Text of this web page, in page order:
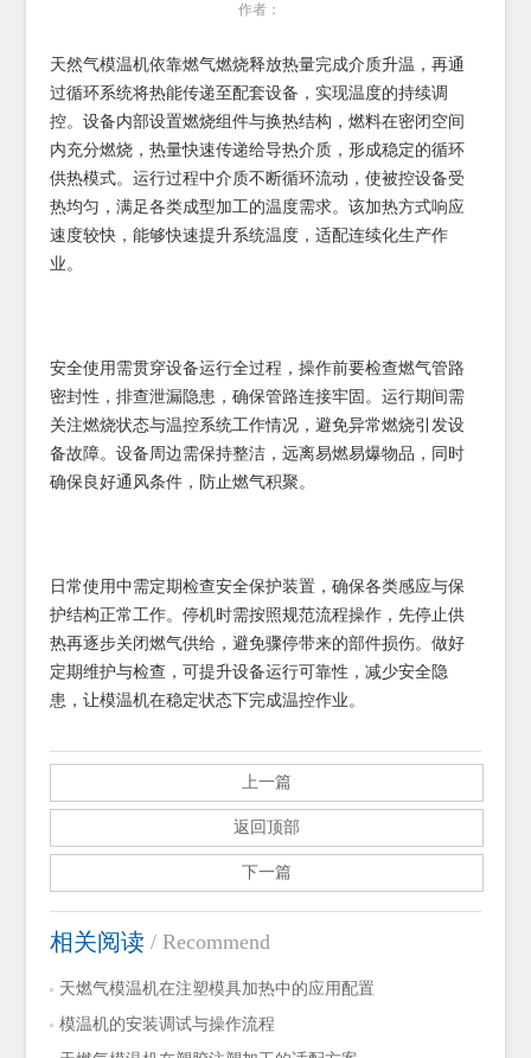
作者：
天然气模温机依靠燃气燃烧释放热量完成介质升温，再通
过循环系统将热能传递至配套设备，实现温度的持续调
控。设备内部设置燃烧组件与换热结构，燃料在密闭空间
内充分燃烧，热量快速传递给导热介质，形成稳定的循环
供热模式。运行过程中介质不断循环流动，使被控设备受
热均匀，满足各类成型加工的温度需求。该加热方式响应
速度较快，能够快速提升系统温度，适配连续化生产作
业。
安全使用需贯穿设备运行全过程，操作前要检查燃气管路
密封性，排查泄漏隐患，确保管路连接牢固。运行期间需
关注燃烧状态与温控系统工作情况，避免异常燃烧引发设
备故障。设备周边需保持整洁，远离易燃易爆物品，同时
确保良好通风条件，防止燃气积聚。
日常使用中需定期检查安全保护装置，确保各类感应与保
护结构正常工作。停机时需按照规范流程操作，先停止供
热再逐步关闭燃气供给，避免骤停带来的部件损伤。做好
定期维护与检查，可提升设备运行可靠性，减少安全隐
患，让模温机在稳定状态下完成温控作业。
上一篇
返回顶部
下一篇
相关阅读 / Recommend
天燃气模温机在注塑模具加热中的应用配置
模温机的安装调试与操作流程